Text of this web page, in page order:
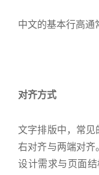
中文的基本行高通
对齐方式
文字排版中，常见
右对齐与两端对齐
设计需求与页面